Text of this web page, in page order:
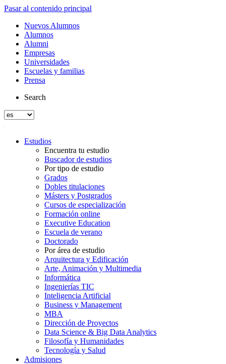
Pasar al contenido principal
Nuevos Alumnos
Alumnos
Alumni
Empresas
Universidades
Escuelas y familias
Prensa
Search
Estudios
Encuentra tu estudio
Buscador de estudios
Por tipo de estudio
Grados
Dobles titulaciones
Másters y Postgrados
Cursos de especialización
Formación online
Executive Education
Escuela de verano
Doctorado
Por área de estudio
Arquitectura y Edificación
Arte, Animación y Multimedia
Informática
Ingenierías TIC
Inteligencia Artificial
Business y Management
MBA
Dirección de Proyectos
Data Science & Big Data Analytics
Filosofía y Humanidades
Tecnología y Salud
Admisiones